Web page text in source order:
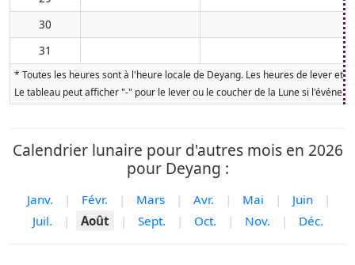
30
31
* Toutes les heures sont à l'heure locale de Deyang. Les heures de lever
Le tableau peut afficher "-" pour le lever ou le coucher de la Lune si
Calendrier lunaire pour d'autres mois en 2026
pour Deyang :
Janv. | Févr. | Mars | Avr. | Mai | Juin
|
Juil.
| Août | Sept. | Oct. | Nov. | Déc.